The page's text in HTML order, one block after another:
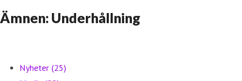
Ämnen: Underhållning
Nyheter (25)